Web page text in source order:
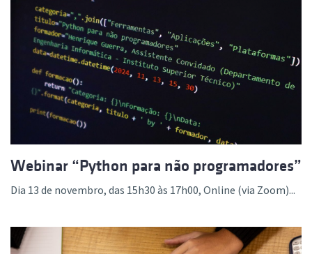
Webinar “Python para não programadores”
Dia 13 de novembro, das 15h30 às 17h00, Online (via Zoom)...